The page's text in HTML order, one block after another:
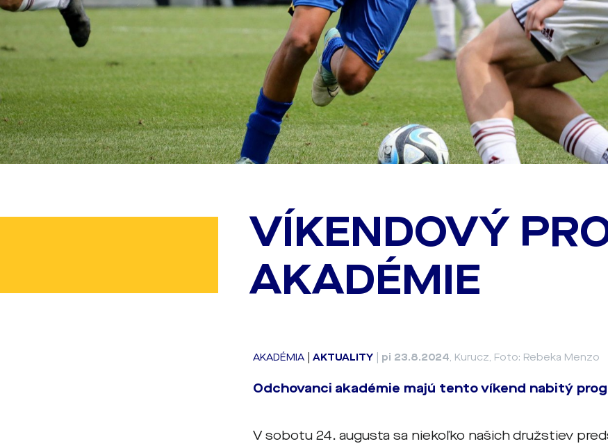
VÍKENDOVÝ
AKADÉMIE
AKADÉMIA |AKTUALITY pi 23.8.2024, Kurucz, Foto: Rebeka Menzo
​Odchovanci akadémie majú tento víkend nabitý
V sobotu 24. augusta sa niekoľko našich družstiev